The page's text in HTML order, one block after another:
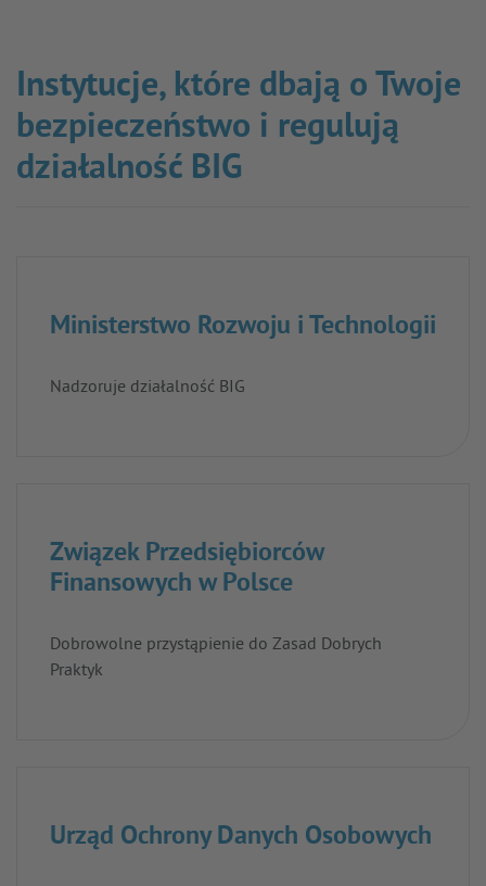
Instytucje, które dbają o Twoje
bezpieczeństwo i regulują
działalność BIG
Ministerstwo Rozwoju i Technologii
Nadzoruje działalność BIG
Związek Przedsiębiorców
Finansowych w Polsce
Dobrowolne przystąpienie do Zasad Dobrych
Praktyk
Urząd Ochrony Danych Osobowych